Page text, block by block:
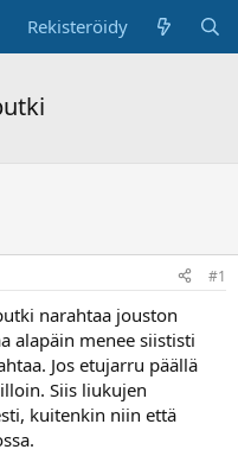
Rekisteröidy
#1
narahtaa jouston
alapäin menee siististi
Jos etujarru päällä
Siis liukujen
kuitenkin niin että